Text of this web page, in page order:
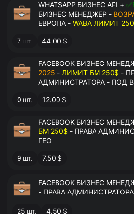
WHATSAPP БИЗНЕС API +
БИЗНЕС МЕНЕДЖЕР -
ЕВРОПА - WABA ЛИМИТ
ПРИВЯЗКЕ ДО 2 НОМЕРОВ
АДМИНИСТРАТОРА
7 шт. 44.00 $
FACEBOOK БИЗНЕС
2025 - ЛИМИТ БМ 250$ -
АДМИНИСТРАТОРА - ПОД
0 шт. 12.00 $
FACEBOOK БИЗНЕС
БМ 250$ - ПРАВА
ГЕО
9 шт. 7.50 $
FACEBOOK БИЗНЕС
- ПРАВА
25 шт. 4.50 $